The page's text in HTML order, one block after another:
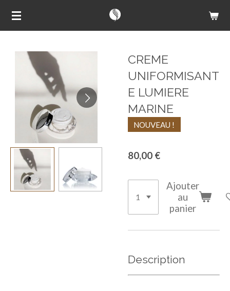
Passer
principal
CREME
UNIFORMISANT
E LUMIERE
MARINE
NOUVEAU !
80,00 €
Ajouter
au
panier
Description